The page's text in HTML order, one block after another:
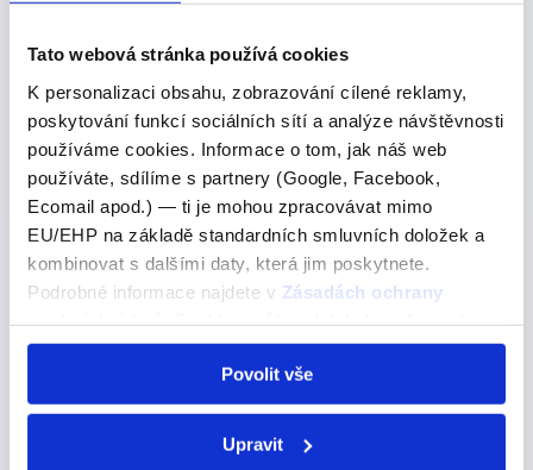
Tato webová stránka používá cookies
K personalizaci obsahu, zobrazování cílené reklamy,
poskytování funkcí sociálních sítí a analýze návštěvnosti
používáme cookies. Informace o tom, jak náš web
používáte, sdílíme s partnery (Google, Facebook,
Ecomail apod.) — ti je mohou zpracovávat mimo
EU/EHP na základě standardních smluvních doložek a
kombinovat s dalšími daty, která jim poskytnete.
Podrobné informace najdete v Zásadách ochrany
odvolat v nastavení cookies, případně se obrátit na
Povolit vše
Upravit
Jméno:
Příjmení:
E-mail: